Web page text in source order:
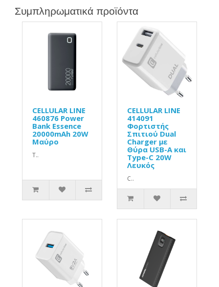
Συμπληρωματικά προϊόντα
CELLULAR LINE
460876 Power
Bank Essence
20000mAh 20W
Μαύρο
T..
CELLULAR LINE
414091
Φορτιστής
Σπιτιού Dual
Charger με
Θύρα USB-A και
Type-C 20W
Λευκός
C..